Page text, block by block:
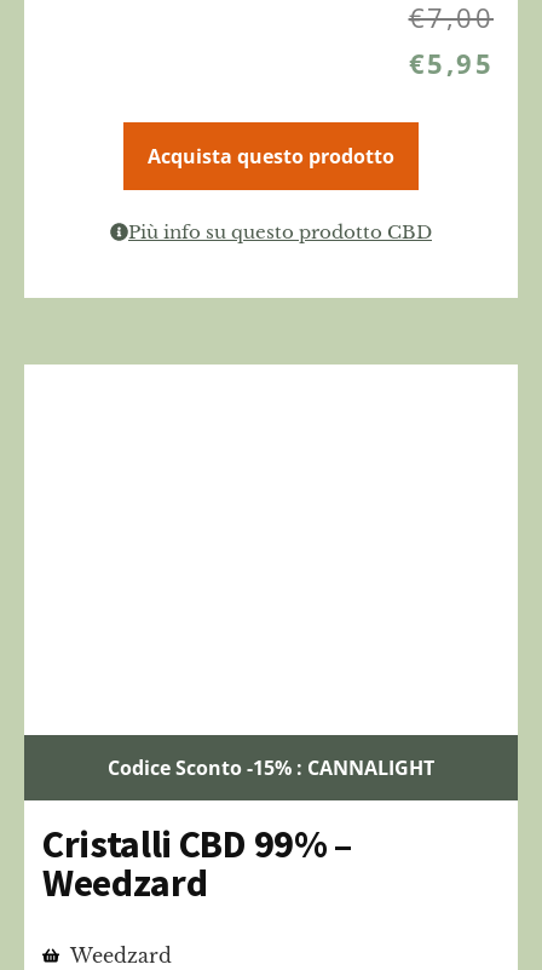
€7,00
€5,95
Acquista questo prodotto
Più info su questo prodotto CBD
Codice Sconto -15% : CANNALIGHT
Cristalli CBD 99% –
Weedzard
Weedzard